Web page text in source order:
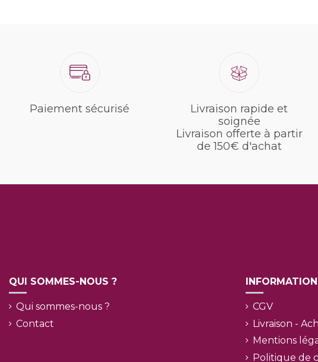
Paiement sécurisé
Livraison rapide et
soignée
Livraison offerte à partir
de 150€ d'achat
QUI SOMMES-NOUS ?
Qui sommes-nous ?
Contact
CGV
Livraison -
Mentions
Politique de